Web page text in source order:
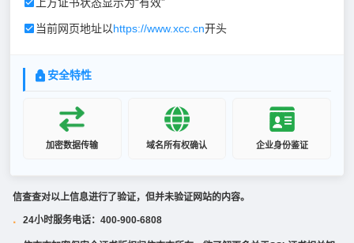
当前网页地址以https://www.xcc.cn开头
安全特性
加密数据传输 域名所有权确认 企业身份鉴证
信查查对以上信息进行了验证，但并未验证网站的内容。
· 24小时服务电话：400-900-6808